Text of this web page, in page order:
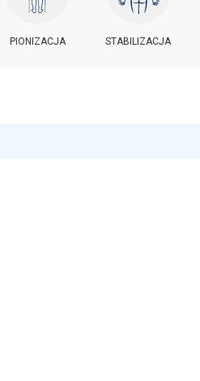
PIONIZACJA STABILIZACJA